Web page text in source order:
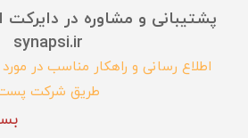
پشتیبانی و مشاوره در دایرکت
synapsi.ir
اطلاع رسانی و راهکار مناسب در
طریق شرکت